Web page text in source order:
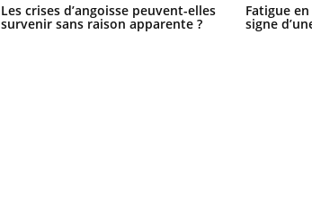
Les crises d’angoisse peuvent-elles
survenir sans raison apparente ?
Fatigue
signe